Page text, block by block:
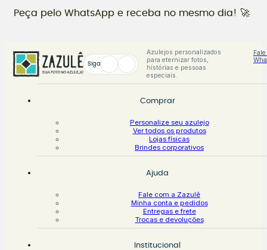
Peça pelo WhatsApp e receba no mesmo dia! 🚀
Siga
Azulejos personalizados
para eternizar fotos,
histórias e pessoas
especiais.
Comprar
Personalize seu azulejo
Ver todos os produtos
Lojas físicas
Brindes corporativos
Ajuda
Fale com a Zazulê
Minha conta e pedidos
Entregas e frete
Trocas e devoluções
Institucional